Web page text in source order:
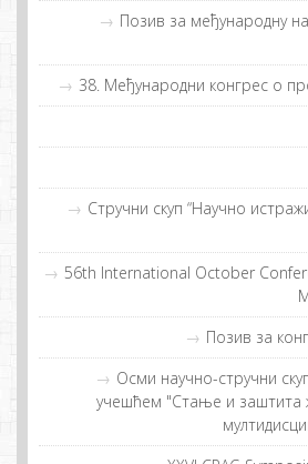
Позив за међународну
38. Meђунaрoдни кoнгрeс o
Стручни скуп “Нaучнo
56th International October
Позив за
Осми научно-стручни
учешћем "Стање и заштита